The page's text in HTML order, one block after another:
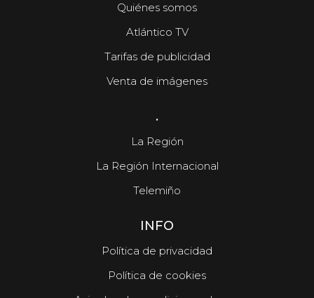
Quiénes somos
Atlántico TV
Tarifas de publicidad
Venta de imágenes
.
La Región
La Región Internacional
Telemiño
INFO
Política de privacidad
Política de cookies